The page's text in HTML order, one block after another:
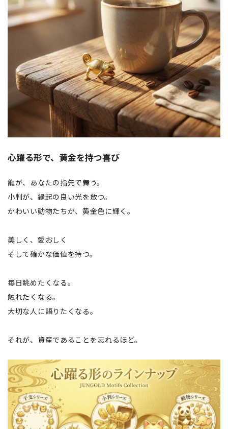
心躍る形で、黄金を持つ喜び
龍が、あなたの指先で舞う。
小判が、縁起の良い光を放つ。
かわいい動物たちが、黄金色に輝く。
美しく、愛おしく
そして確かな価値を持つ。
毎日眺めたくなる。
触れたくなる。
大切な人に語りたくなる。
それが、資産であることを忘れるほど。